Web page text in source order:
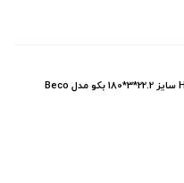
سنگ برش آهن HI-CUT سایز 22.2*3*180 بکو مدل Beco